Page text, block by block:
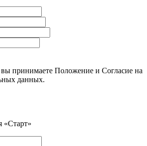
принимаете Положение и Согласие на
данных.
«Старт»